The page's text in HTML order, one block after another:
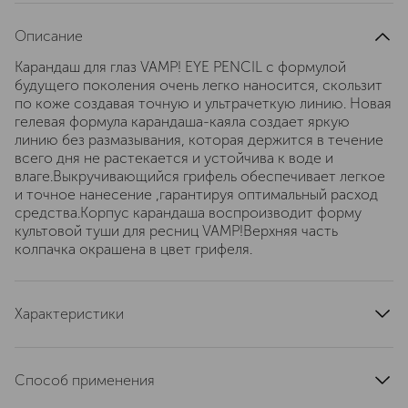
Описание
Карандаш для глаз VAMP! EYE PENCIL с формулой
будущего поколения очень легко наносится, скользит
по коже создавая точную и ультрачеткую линию. Новая
гелевая формула карандаша-каяла создает яркую
линию без размазывания, которая держится в течение
всего дня не растекается и устойчива к воде и
влаге.Выкручивающийся грифель обеспечивает легкое
и точное нанесение ,гарантируя оптимальный расход
средства.Корпус карандаша воспроизводит форму
культовой туши для ресниц VAMP!Верхняя часть
колпачка окрашена в цвет грифеля.
Характеристики
тип продукта
Способ применения